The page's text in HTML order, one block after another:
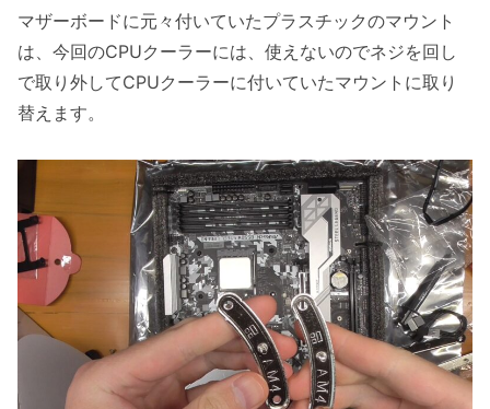
マザーボードに元々付いていたプラスチックのマウント
は、今回のCPUクーラーには、使えないのでネジを回し
で取り外してCPUクーラーに付いていたマウントに取り
替えます。